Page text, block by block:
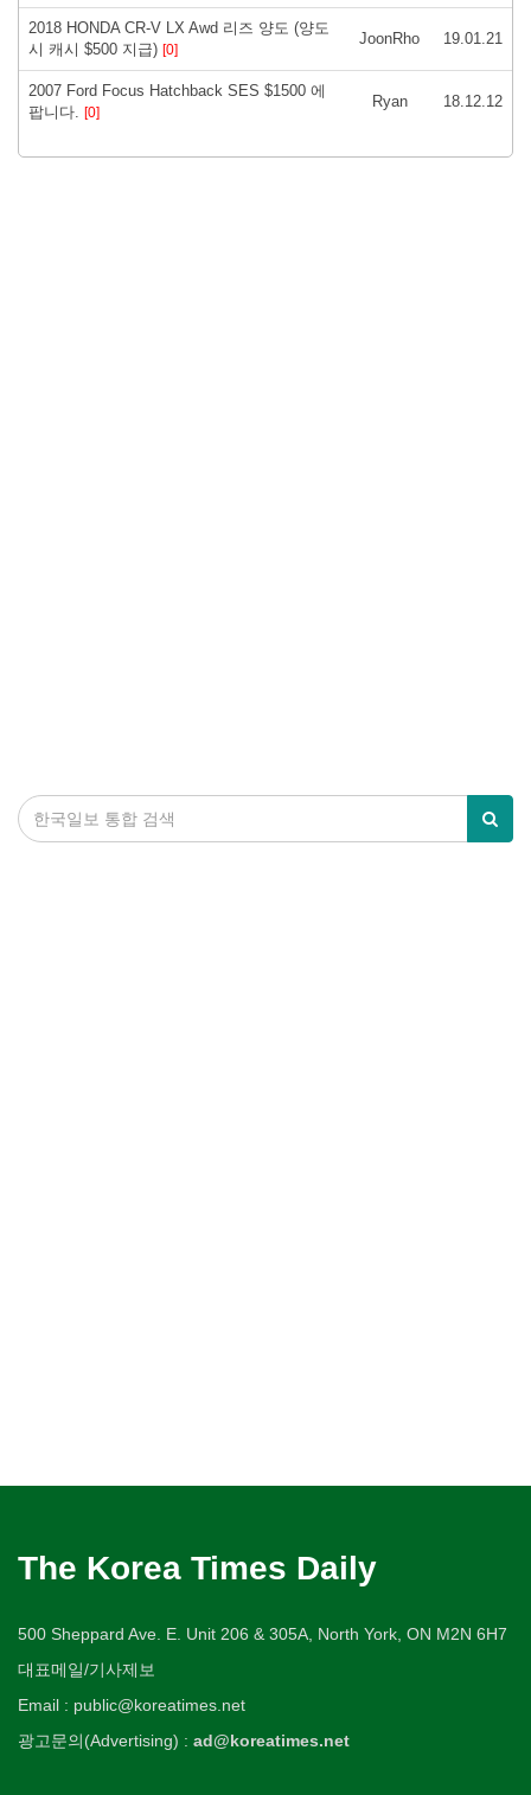
2018 HONDA CR-V LX Awd 리즈 양도 (양도
시 캐시 $500 지급) [0]
JoonRho 19.01.21
2007 Ford Focus Hatchback SES $1500 에
팝니다. [0]
Ryan 18.12.12
The Korea Times Daily
500 Sheppard Ave. E. Unit 206 & 305A, North York, ON M2N 6H7
대표메일/기사제보
Email : public@koreatimes.net
광고문의(Advertising) : ad@koreatimes.net